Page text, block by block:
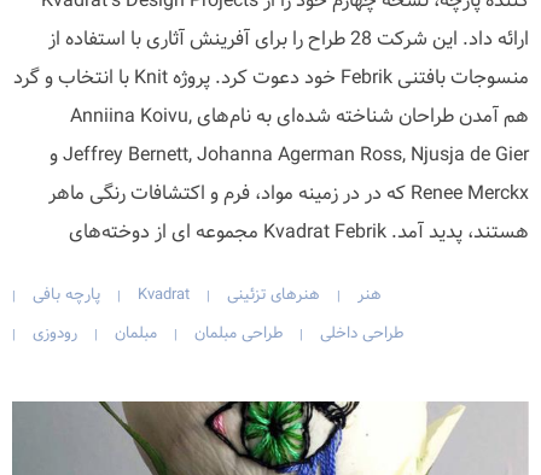
ارائه داد. این شرکت 28 طراح را برای آفرینش آثاری با استفاده از
منسوجات بافتنی Febrik خود دعوت کرد. پروژه Knit با انتخاب و گرد
هم آمدن طراحان شناخته شده‌ای به نام‌های Anniina Koivu,
Jeffrey Bernett, Johanna Agerman Ross, Njusja de Gier و
Renee Merckx که در در زمینه مواد، فرم و اکتشافات رنگی ماهر
هستند، پدید آمد. Kvadrat Febrik مجموعه ای از دوخته‌های
هنر | هنرهای تزئینی |
Kvadrat
| پارچه بافی |
طراحی داخلی | طراحی مبلمان | مبلمان | رودوزی |